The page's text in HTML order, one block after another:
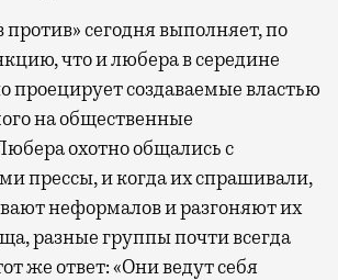
сегодня выполняет, по
что и любера в середине
проецирует создаваемые властью
на общественные
охотно общались с
прессы, и когда их спрашивали,
неформалов и разгоняют их
разные группы почти всегда
же ответ: «Они ведут себя